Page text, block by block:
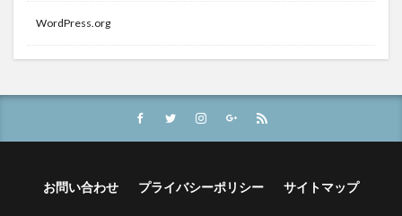
WordPress.org
お問い合わせ プライバシーポリシー サイトマップ